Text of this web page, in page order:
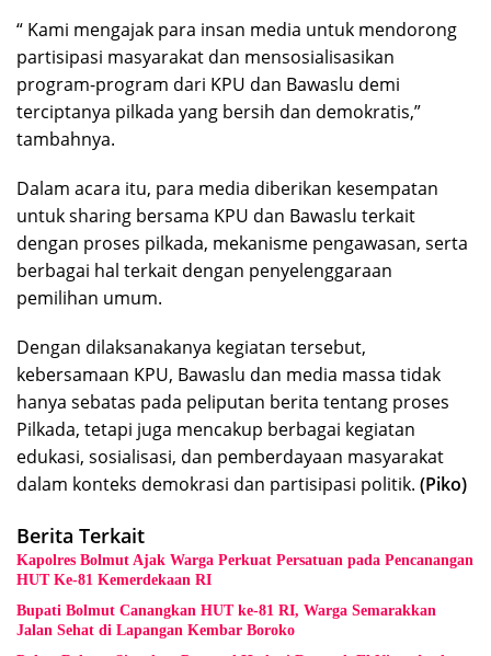
“ Kami mengajak para insan media untuk mendorong
partisipasi masyarakat dan mensosialisasikan
program-program dari KPU dan Bawaslu demi
terciptanya pilkada yang bersih dan demokratis,”
tambahnya.
Dalam acara itu, para media diberikan kesempatan
untuk sharing bersama KPU dan Bawaslu terkait
dengan proses pilkada, mekanisme pengawasan, serta
berbagai hal terkait dengan penyelenggaraan
pemilihan umum.
Dengan dilaksanakanya kegiatan tersebut,
kebersamaan KPU, Bawaslu dan media massa tidak
hanya sebatas pada peliputan berita tentang proses
Pilkada, tetapi juga mencakup berbagai kegiatan
edukasi, sosialisasi, dan pemberdayaan masyarakat
dalam konteks demokrasi dan partisipasi politik. (Piko)
Berita Terkait
Kapolres Bolmut Ajak Warga Perkuat Persatuan pada Pencanangan
HUT Ke-81 Kemerdekaan RI
Bupati Bolmut Canangkan HUT ke-81 RI, Warga Semarakkan
Jalan Sehat di Lapangan Kembar Boroko